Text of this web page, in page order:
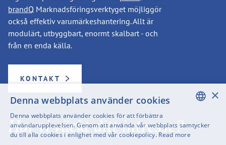
brandQ Marknadsföringsverktyget möjliggör
också effektiv varumärkeshantering. Allt är
modulärt, utbyggbart, enormt skalbart - och
från en enda källa.
KONTAKT
Har vi väckt ditt intresse? ENGLISH
SWEDISH
×
Denna webbplats använder cookies
Denna webbplats använder cookies för att förbättra
användarupplevelsen. Genom att använda vår webbplats samtycker
du till alla cookies i enlighet med vår cookiepolicy. Read more